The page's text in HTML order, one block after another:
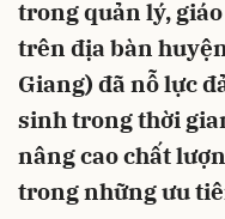
trong quản lý,
trên địa bàn
Giang) đã nỗ lực
sinh trong thời
nâng cao chất
trong những ưu